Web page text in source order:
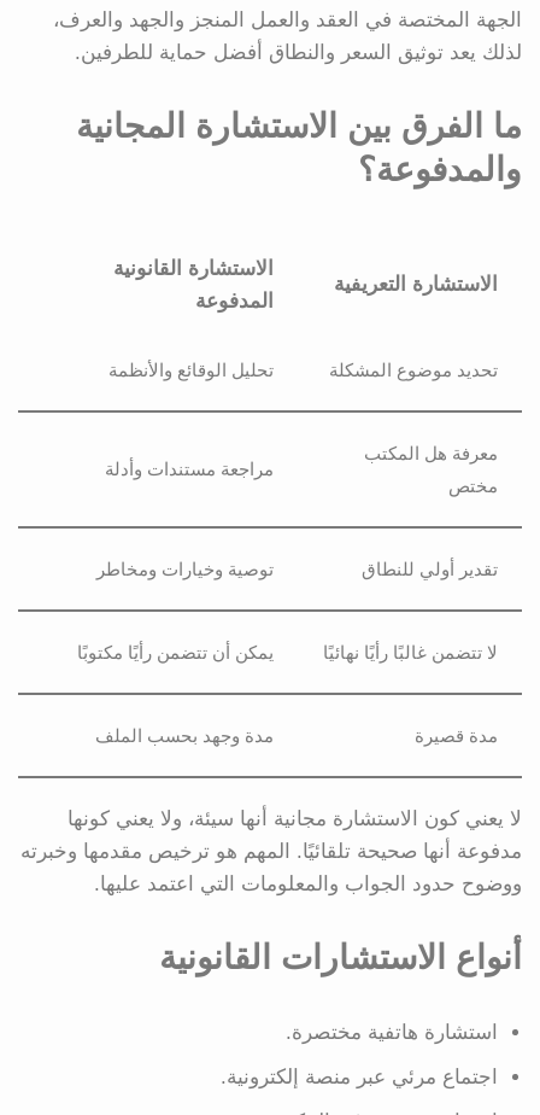
الجهة المختصة في العقد والعمل المنجز والجهد والعرف،
لذلك يعد توثيق السعر والنطاق أفضل حماية للطرفين.
ما الفرق بين الاستشارة المجانية
والمدفوعة؟
الاستشارة التعريفية
الاستشارة القانونية
المدفوعة
تحديد موضوع المشكلة تحليل الوقائع والأنظمة
معرفة هل المكتب
مختص
مراجعة مستندات وأدلة
تقدير أولي للنطاق توصية وخيارات ومخاطر
لا تتضمن غالبًا رأيًا نهائيًا يمكن أن تتضمن رأيًا مكتوبًا
مدة قصيرة مدة وجهد بحسب الملف
لا يعني كون الاستشارة مجانية أنها سيئة، ولا يعني كونها
مدفوعة أنها صحيحة تلقائيًا. المهم هو ترخيص مقدمها وخبرته
ووضوح حدود الجواب والمعلومات التي اعتمد عليها.
أنواع الاستشارات القانونية
استشارة هاتفية مختصرة.
اجتماع مرئي عبر منصة إلكترونية.